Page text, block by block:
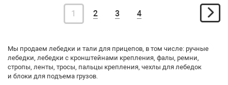
1 2 3 4
Мы продаем лебедки и тали для прицепов, в том числе: ручные
лебедки, лебедки с кронштейнами крепления, фалы, ремни,
стропы, ленты, тросы, пальцы крепления, чехлы для лебедок
и блоки для подъема грузов.